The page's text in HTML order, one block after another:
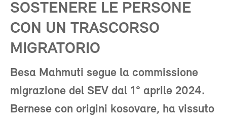
SOSTENERE LE PERSONE
CON UN TRASCORSO
MIGRATORIO
Besa Mahmuti segue la commissione
migrazione del SEV dal 1° aprile 2024.
Bernese con origini kosovare, ha vissuto